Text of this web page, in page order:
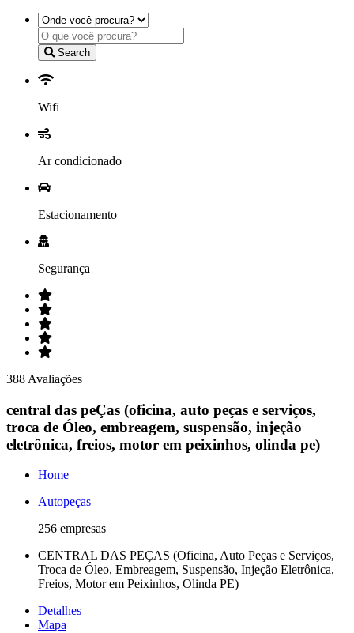
Search
Wifi
Ar condicionado
Estacionamento
Segurança
388 Avaliações
central das peÇas (oficina, auto peças e serviços,
troca de Óleo, embreagem, suspensão, injeção
eletrônica, freios, motor em peixinhos, olinda pe)
Home
Autopeças
256 empresas
CENTRAL DAS PEÇAS (Oficina, Auto Peças e Serviços,
Troca de Óleo, Embreagem, Suspensão, Injeção Eletrônica,
Freios, Motor em Peixinhos, Olinda PE)
Detalhes
Mapa